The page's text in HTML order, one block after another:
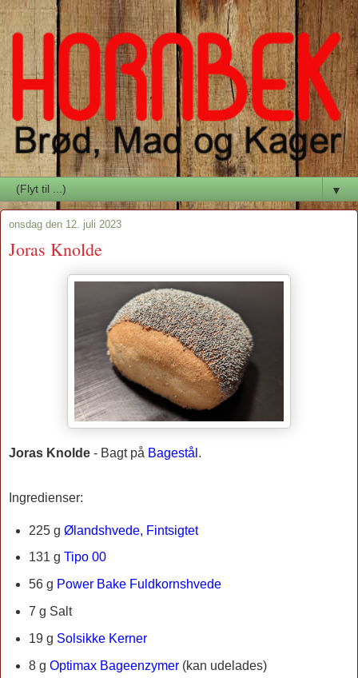
▼
onsdag den 12. juli 2023
Joras Knolde
Joras Knolde - Bagt på Bagestål .
Ingredienser:
225 g Ølandshvede, Fintsigtet
131 g Tipo 00
56 g Power Bake Fuldkornshvede
7 g Salt
19 g Solsikke Kerner
8 g Optimax Bageenzymer(kan udelades)